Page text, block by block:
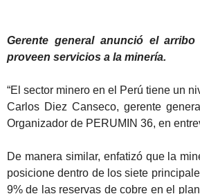
Gerente general anunció el
proveen servicios a la minería.
“El sector minero en el Perú tiene un
Carlos Diez Canseco, gerente
Organizador de PERUMIN 36, en
De manera similar, enfatizó que la
posicione dentro de los siete
9% de las reservas de cobre en el